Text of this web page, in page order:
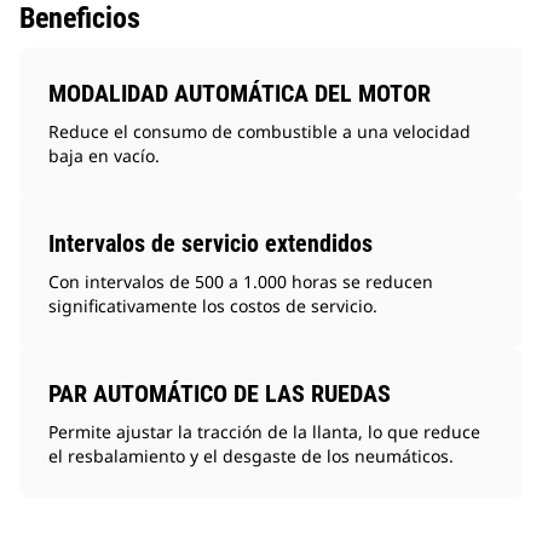
Beneficios
MODALIDAD AUTOMÁTICA DEL MOTOR
Reduce el consumo de combustible a una velocidad
baja en vacío.
Intervalos de servicio extendidos
Con intervalos de 500 a 1.000 horas se reducen
significativamente los costos de servicio.
PAR AUTOMÁTICO DE LAS RUEDAS
Permite ajustar la tracción de la llanta, lo que reduce
el resbalamiento y el desgaste de los neumáticos.